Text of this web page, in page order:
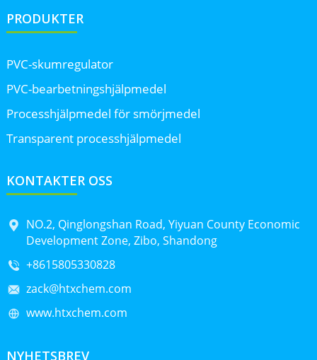
PRODUKTER
PVC-skumregulator
PVC-bearbetningshjälpmedel
Processhjälpmedel för smörjmedel
Transparent processhjälpmedel
KONTAKTER OSS
NO.2, Qinglongshan Road, Yiyuan County Economic
Development Zone, Zibo, Shandong
+8615805330828
zack@htxchem.com
www.htxchem.com
NYHETSBREV